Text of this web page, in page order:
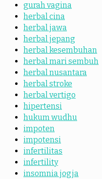
gurah vagina
herbal cina
herbal jawa
herbal jepang
herbal kesembuhan
herbal mari sembuh
herbal nusantara
herbal stroke
herbal vertigo
hipertensi
hukum wudhu
impoten
impotensi
infertilitas
infertility
insomnia jogja